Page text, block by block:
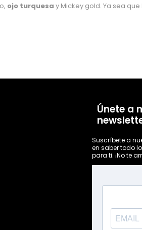
ojo turquesa y Mickey gold. Ya sea
Únete a
Suscríbete a
en saber todo
para ti. ¡No te